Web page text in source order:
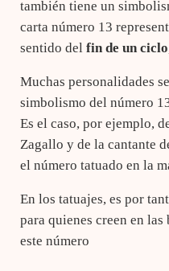
también tiene un
carta número 13
sentido del fin de un ciclo
Muchas personalidades
simbolismo del número
Es el caso, por ejemplo,
Zagallo y de la cantante
el número tatuado en la
En los tatuajes, es por
para quienes creen en
este número